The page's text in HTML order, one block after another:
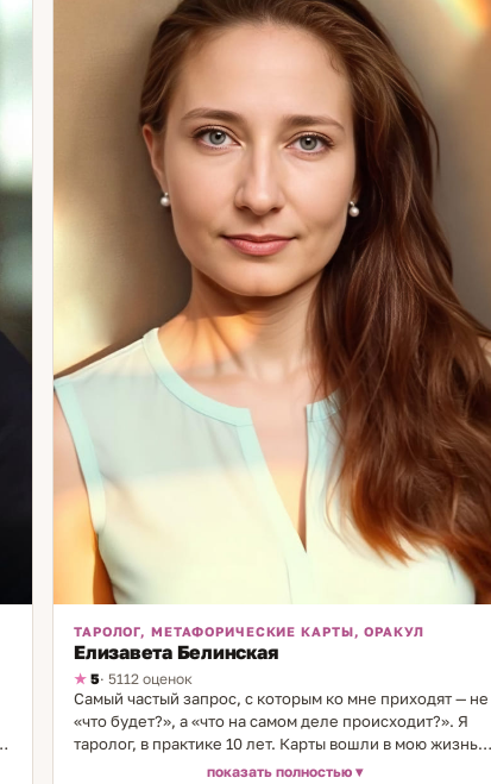
вам идти к лучшей версии себя.
ТАРОЛОГ, МЕТАФОРИЧЕСКИЕ КАРТЫ, ОРАКУЛ
Елизавета Белинская
5· 5112 оценок
Самый частый запрос, с которым ко мне приходят — не
«что будет?», а «что на самом деле происходит?». Я
таролог, в практике 10 лет. Карты вошли в мою жизнь в
15 лет — сначала игральные, потом Таро, которое с тех
показать полностью